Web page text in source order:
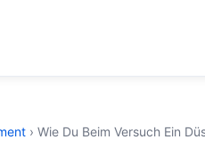
› Wie Du Beim Versuch Ein